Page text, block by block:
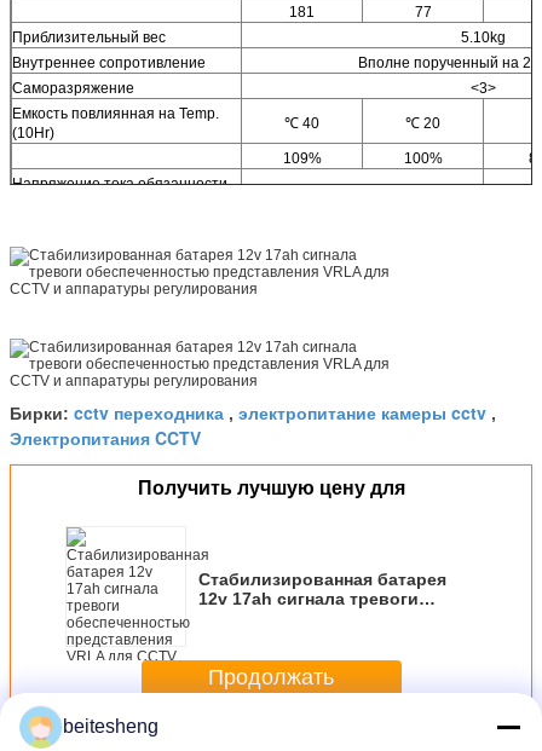
181
77
Приблизительный вес
5.10kg
Внутреннее сопротивление
Вполне порученный на
Саморазряжение
<3>
Емкость повлиянная на Temp.
(10Hr)
℃ 40 ℃ 20
109% 100%
Напряжение тока обязанности
5.1A
Бирки: cctv переходника , электропитание камеры cctv ,
Электропитания CCTV
Получить лучшую цену для
Стабилизированная батарея
12v 17ah сигнала тревоги
и аппаратуры регулирования
Продолжать
Больше Электропитания CCTV
beitesheng